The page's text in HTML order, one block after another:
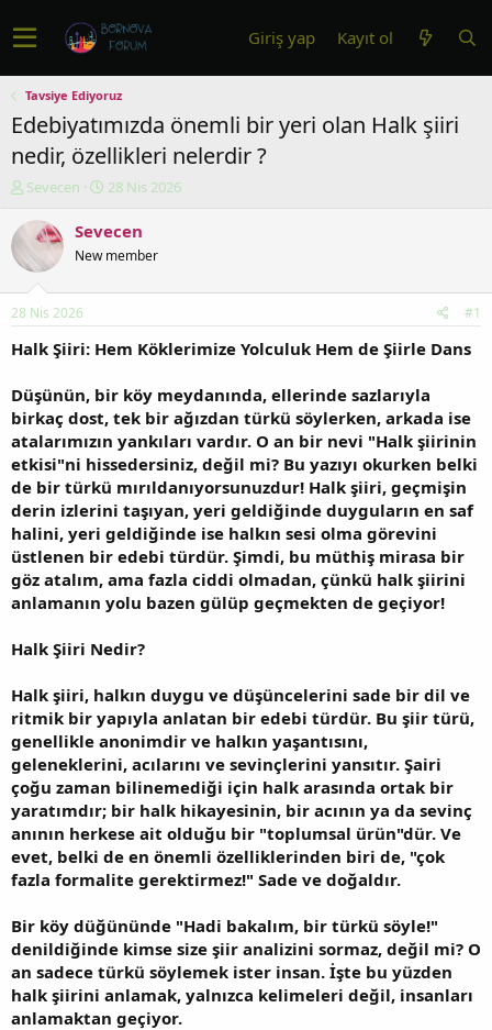
Giriş yap Kayıt ol
Tavsiye Ediyoruz
Edebiyatımızda önemli bir yeri olan Halk şiiri
nedir, özellikleri nelerdir ?
K
n
u
y
b
a
ş
t
a
n
Sevecen
B
ş
a
ç
r
i
h
i
28 Nis 2026
Sevecen
New member
28 Nis 2026 #1
Halk Şiiri: Hem Köklerimize Yolculuk Hem de Şiirle Dans
Düşünün, bir köy meydanında, ellerinde sazlarıyla
birkaç dost, tek bir ağızdan türkü söylerken, arkada ise
atalarımızın yankıları vardır. O an bir nevi "Halk şiirinin
etkisi"ni hissedersiniz, değil mi? Bu yazıyı okurken belki
de bir türkü mırıldanıyorsunuzdur! Halk şiiri, geçmişin
derin izlerini taşıyan, yeri geldiğinde duyguların en saf
halini, yeri geldiğinde ise halkın sesi olma görevini
üstlenen bir edebi türdür. Şimdi, bu müthiş mirasa bir
göz atalım, ama fazla ciddi olmadan, çünkü halk şiirini
anlamanın yolu bazen gülüp geçmekten de geçiyor!
Halk Şiiri Nedir?
Halk şiiri, halkın duygu ve düşüncelerini sade bir dil ve
ritmik bir yapıyla anlatan bir edebi türdür. Bu şiir türü,
genellikle anonimdir ve halkın yaşantısını,
geleneklerini, acılarını ve sevinçlerini yansıtır. Şairi
çoğu zaman bilinemediği için halk arasında ortak bir
yaratımdır; bir halk hikayesinin, bir acının ya da sevinç
anının herkese ait olduğu bir "toplumsal ürün"dür. Ve
evet, belki de en önemli özelliklerinden biri de, "çok
fazla formalite gerektirmez!" Sade ve doğaldır.
Bir köy düğününde "Hadi bakalım, bir türkü söyle!"
denildiğinde kimse size şiir analizini sormaz, değil mi? O
an sadece türkü söylemek ister insan. İşte bu yüzden
halk şiirini anlamak, yalnızca kelimeleri değil, insanları
anlamaktan geçiyor.